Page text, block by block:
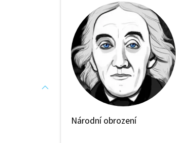
Národní obrození